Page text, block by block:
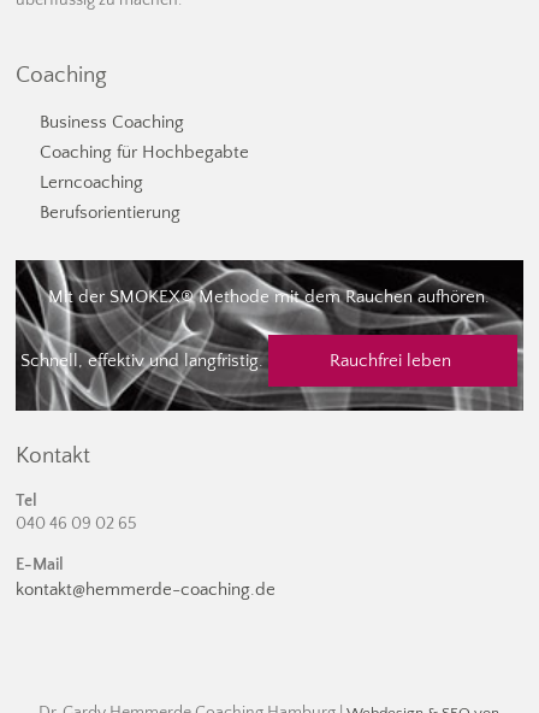
Coaching
Business Coaching
Coaching für Hochbegabte
Lerncoaching
Berufsorientierung
Mit der SMOKEX® Methode mit dem Rauchen aufhören.
Schnell, effektiv und langfristig. Rauchfrei leben
Kontakt
Tel
040 46 09 02 65
E-Mail
kontakt@hemmerde-coaching.de